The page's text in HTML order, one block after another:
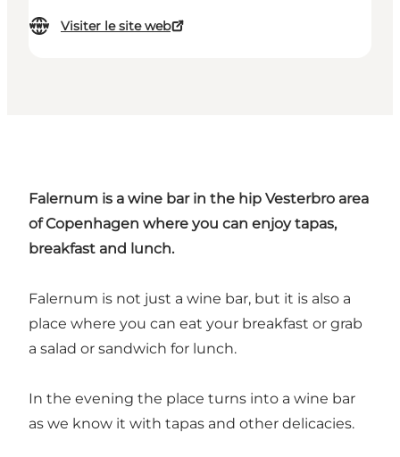
Visiter le site web
Falernum is a wine bar in the hip Vesterbro area
of Copenhagen where you can enjoy tapas,
breakfast and lunch.
Falernum is not just a wine bar, but it is also a
place where you can eat your breakfast or grab
a salad or sandwich for lunch.
In the evening the place turns into a wine bar
as we know it with tapas and other delicacies.